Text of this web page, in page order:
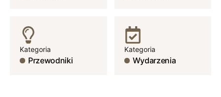
Kategoria
Przewodniki
Kategoria
Wydarzenia